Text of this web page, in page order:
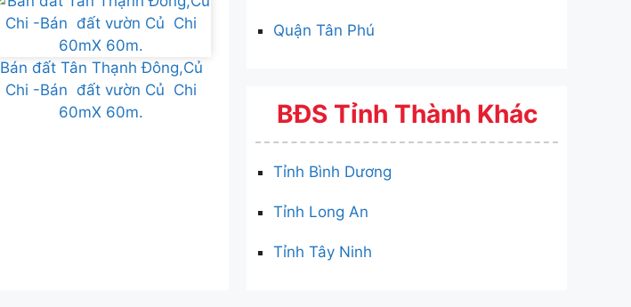
Bán đất Tân Thạnh Đông,Củ
Chi -Bán đất vườn Củ Chi
60mX 60m.
Quận Tân Phú
BĐS Tỉnh Thành Khác
Tỉnh Bình Dương
Tỉnh Long An
Tỉnh Tây Ninh